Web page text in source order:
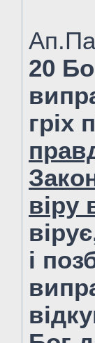
20
гріх
віру
і